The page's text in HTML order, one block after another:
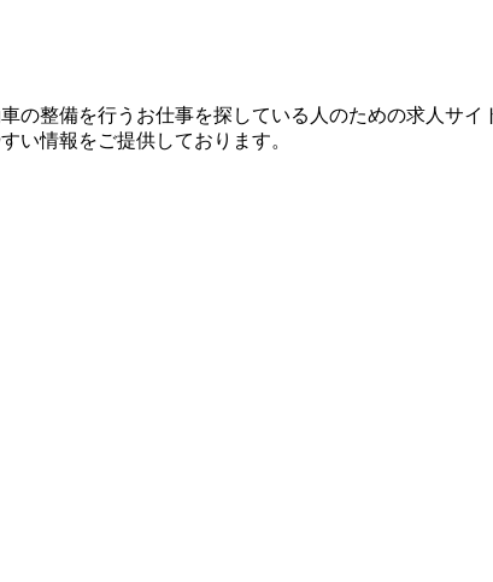
の整備を行うお仕事を探している人のための求人サイ
い情報をご提供しております。